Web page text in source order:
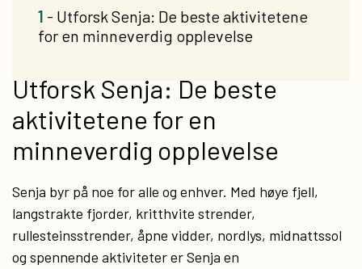
Utforsk Senja: De beste
aktivitetene for en
minneverdig opplevelse
Senja byr på noe for alle og enhver. Med høye fjell,
langstrakte fjorder, kritthvite strender,
rullesteinsstrender, åpne vidder, nordlys, midnattssol
og spennende aktiviteter er Senja en
1 - Utforsk Senja: De beste aktivitetene
for en minneverdig opplevelse